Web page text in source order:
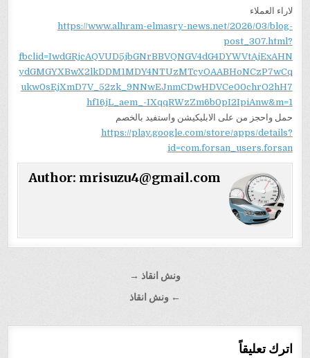
لاراء العملاء
https://www.alhram-elmasry-news.net/2026/03/blog-
post_307.html?
fbclid=IwdGRjcAQVUD5jbGNrBBVQNGV4dG4DYWVtAjExAHN
ydGMGYXBwX2lkDDM1MDY4NTUzMTcyOAABHoNCzP7wCq
ukw0sEjXmD7V_52zk_9NNwEJnmCDwHDVCe00chrO2hH7
hf16jL_aem_-IXqqRWzZm6b0pI2IpiAnw&m=1
حمل واحجز من على الابليكيشن واستفيد بالخصم
https://play.google.com/store/apps/details?
id=com.forsan_users.forsan
Author: mrisuzu4@gmail.com
ونش انقاذ →
← ونش انقاذ
اترك تعليقاً